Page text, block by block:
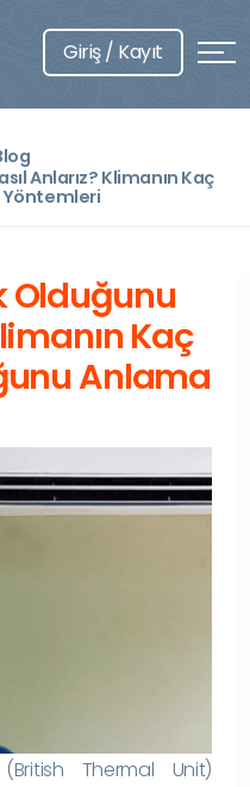
Giriş / Kayıt
Anlarız? Klimanın Kaç
Yöntemleri
Olduğunu
Kaç
Anlama
Thermal Unit)